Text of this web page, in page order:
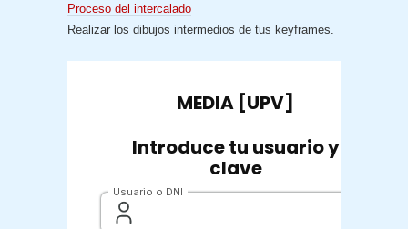
Proceso del intercalado
Realizar los dibujos intermedios de tus keyframes.